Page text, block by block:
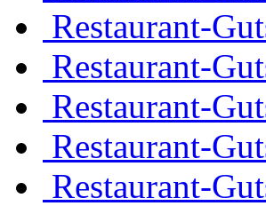
Restaurant-
Restaurant-
Restaurant-
Restaurant-
Restaurant-